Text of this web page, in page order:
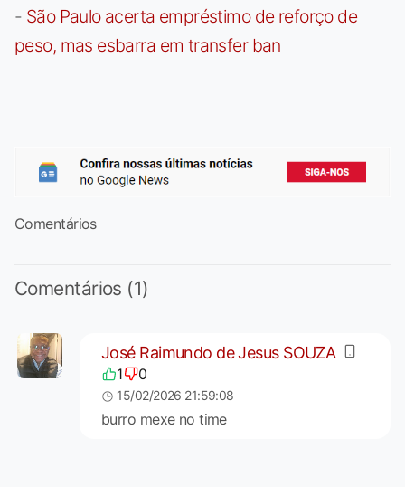
- São Paulo acerta empréstimo de reforço de
peso, mas esbarra em transfer ban
Comentários
Comentários (1)
José Raimundo de Jesus SOUZA
1 0
15/02/2026 21:59:08
burro mexe no time